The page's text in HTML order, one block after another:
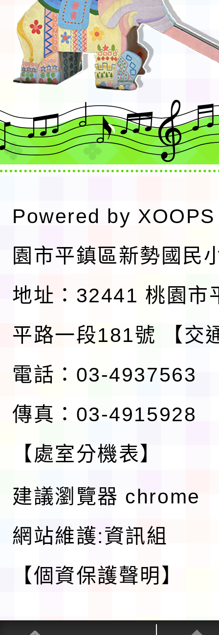
Powered by XOOPS
園市平鎮區新勢國民
地址：32441 桃園市
平路一段181號
【交
電話：03-4937563
傳真：03-4915928
【處室分機表】
建議瀏覽器 chrome
網站維護:資訊組
【個資保護聲明】